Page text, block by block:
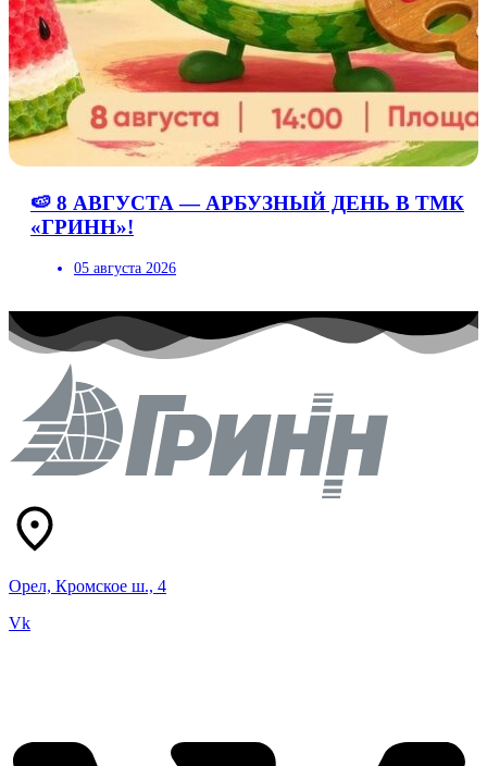
🍉 8 АВГУСТА — АРБУЗНЫЙ ДЕНЬ В ТМК
«ГРИНН»!
05 августа 2026
Орел, Кромское ш., 4
Vk